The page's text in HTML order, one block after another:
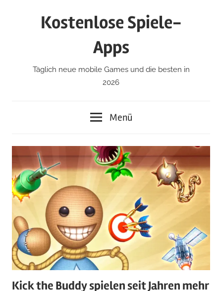
Kostenlose Spiele-
Apps
Täglich neue mobile Games und die besten in
2026
Menü
Kick the Buddy spielen seit Jahren mehr